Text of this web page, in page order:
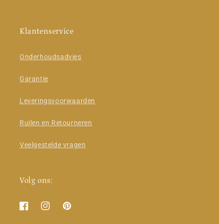
Klantenservice
Onderhoudsadvies
Garantie
Leveringsvoorwaarden
Ruilen en Retourneren
Veelgestelde vragen
Volg ons:
FacebookInstagramPinterest